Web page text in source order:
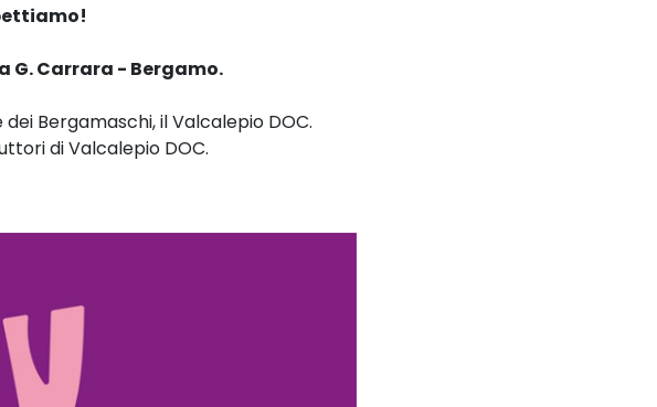
G. Carrara - Bergamo.
Bergamaschi, il Valcalepio DOC.
di Valcalepio DOC.